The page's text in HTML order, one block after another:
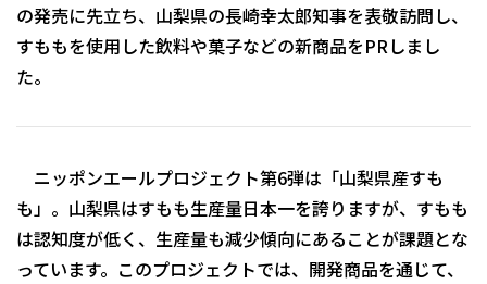
の発売に先立ち、山梨県の長崎幸太郎知事を表敬訪問し、
すももを使用した飲料や菓子などの新商品をPRしまし
た。
ニッポンエールプロジェクト第6弾は「山梨県産すも
も」。山梨県はすもも生産量日本一を誇りますが、すもも
は認知度が低く、生産量も減少傾向にあることが課題とな
っています。このプロジェクトでは、開発商品を通じて、